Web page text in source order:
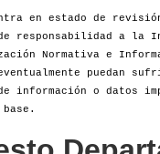
en estado de
responsabilidad a la
Normativa e
puedan
o datos